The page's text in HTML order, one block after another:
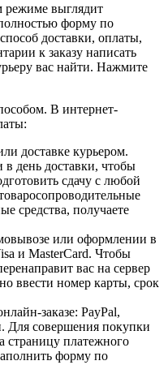
режиме выглядит
форму по
доставки, оплаты,
к заказу написать
вас найти. Нажмите
В интернет-
доставке курьером.
в день доставки, чтобы
сдачу с любой
средства, получаете
или оформлении в
и MasterCard. Чтобы
вас на сервер
ввести номер карты, срок
заказе: PayPal,
Для совершения покупки
страницу платежного
форму по